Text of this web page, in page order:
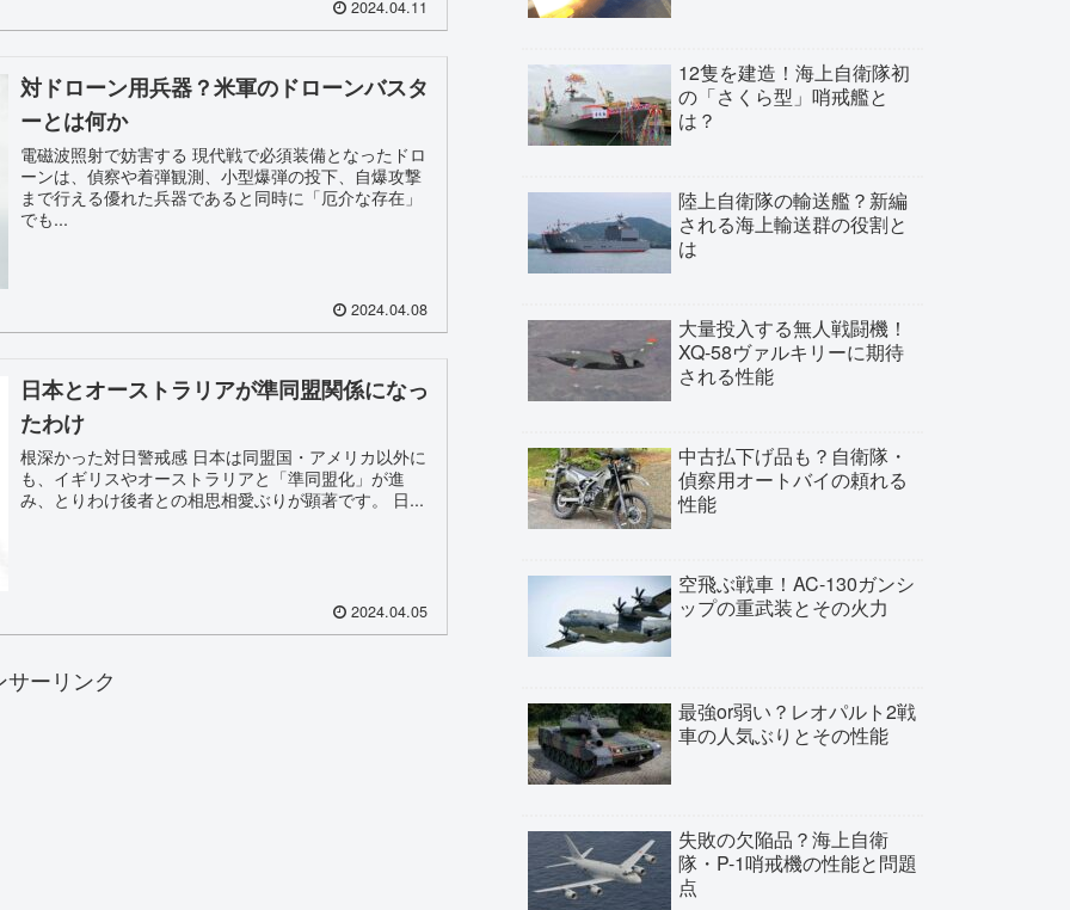
2024.04.11
対ドローン用兵器？米軍のドローンバスタ
ーとは何か
電磁波照射で妨害する 現代戦で必須装備となったドロ
ーンは、偵察や着弾観測、小型爆弾の投下、自爆攻撃
まで行える優れた兵器であると同時に「厄介な存在」
でも...
2024.04.08
日本とオーストラリアが準同盟関係になっ
たわけ
根深かった対日警戒感 日本は同盟国・アメリカ以外に
も、イギリスやオーストラリアと「準同盟化」が進
み、とりわけ後者との相思相愛ぶりが顕著です。 日...
2024.04.05
サーリンク
12隻を建造！海上自衛隊初
の「さくら型」哨戒艦と
は？
陸上自衛隊の輸送艦？新編
される海上輸送群の役割と
は
大量投入する無人戦闘機！
XQ-58ヴァルキリーに期待
される性能
中古払下げ品も？自衛隊・
偵察用オートバイの頼れる
性能
空飛ぶ戦車！AC-130ガンシ
ップの重武装とその火力
最強or弱い？レオパルト2戦
車の人気ぶりとその性能
失敗の欠陥品？海上自衛
隊・P-1哨戒機の性能と問題
点